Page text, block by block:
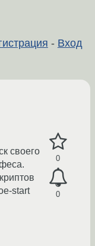
- Вход
0
0
своего
start